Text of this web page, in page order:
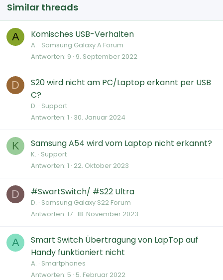
Similar threads
A Komisches USB-Verhalten
A. Samsung Galaxy A Forum
Antworten 9 9. September 2022
D
S20 wird nicht am PC/Laptop erkannt per USB
C?
D. Support
Antworten 1 30. Januar 2024
K Samsung A54 wird vom Laptop nicht erkannt?
K. Support
Antworten 1 22. Oktober 2023
D #SwartSwitch/ #S22 Ultra
D. Samsung Galaxy S22 Forum
Antworten 17 18. November 2023
A
Smart Switch Übertragung von LapTop auf
Handy funktioniert nicht
A. Smartphones
Antworten 5 5. Februar 2022